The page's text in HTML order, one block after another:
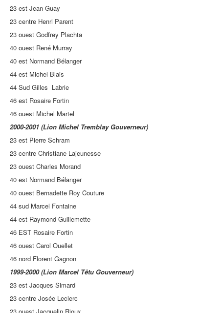
23 est Jean Guay
23 centre Henri Parent
23 ouest Godfrey Plachta
40 ouest René Murray
40 est Normand Bélanger
44 est Michel Blais
44 Sud Gilles Labrie
46 est Rosaire Fortin
46 ouest Michel Martel
2000-2001 (Lion Michel Tremblay Gouverneur)
23 est Pierre Schram
23 centre Christiane Lajeunesse
23 ouest Charles Morand
40 est Normand Bélanger
40 ouest Bernadette Roy Couture
44 sud Marcel Fontaine
44 est Raymond Guillemette
46 EST Rosaire Fortin
46 ouest Carol Ouellet
46 nord Florent Gagnon
1999-2000 (Lion Marcel Têtu Gouverneur)
23 est Jacques Simard
23 centre Josée Leclerc
23 ouest Jacquelin Rioux